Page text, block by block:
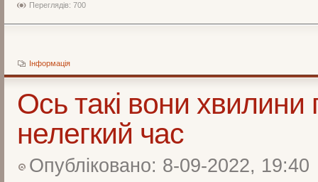
Переглядів: 700
Інформація
Ось такі вони хвилини
нелегкий час
Опубліковано: 8-09-2022, 19:40